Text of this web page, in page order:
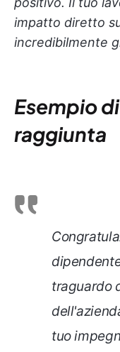
impatto diretto
incredibilmente
Esempio
raggiunta
traguardo
tuo